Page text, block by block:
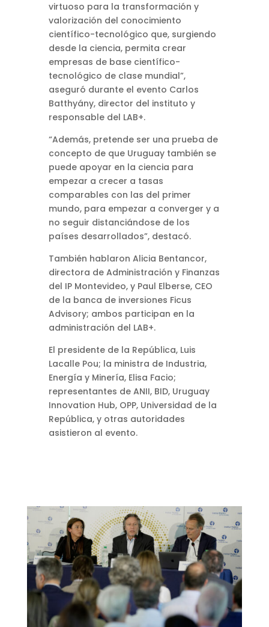
virtuoso para la transformación y
valorización del conocimiento
científico-tecnológico que, surgiendo
desde la ciencia, permita crear
empresas de base científico-
tecnológico de clase mundial”,
aseguró durante el evento Carlos
Batthyány, director del instituto y
responsable del LAB+.
“Además, pretende ser una prueba de
concepto de que Uruguay también se
puede apoyar en la ciencia para
empezar a crecer a tasas
comparables con las del primer
mundo, para empezar a converger y a
no seguir distanciándose de los
países desarrollados”, destacó.
También hablaron Alicia Bentancor,
directora de Administración y Finanzas
del IP Montevideo, y Paul Elberse, CEO
de la banca de inversiones Ficus
Advisory; ambos participan en la
administración del LAB+.
El presidente de la República, Luis
Lacalle Pou; la ministra de Industria,
Energía y Minería, Elisa Facio;
representantes de ANII, BID, Uruguay
Innovation Hub, OPP, Universidad de la
República, y otras autoridades
asistieron al evento.